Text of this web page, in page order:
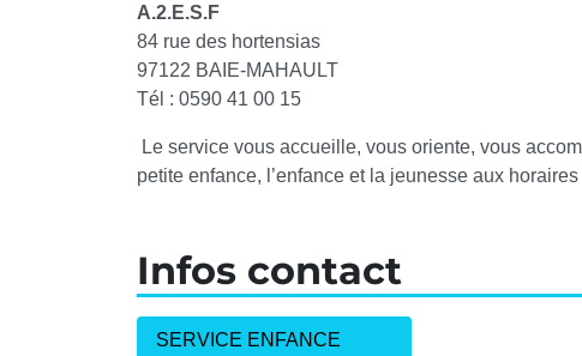
A.2.E.S.F
84 rue des hortensias
97122 BAIE-MAHAULT
Tél : 0590 41 00 15
Le service vous accueille, vous oriente, vous
petite enfance, l’enfance et la jeunesse aux
Infos contact
SERVICE ENFANCE